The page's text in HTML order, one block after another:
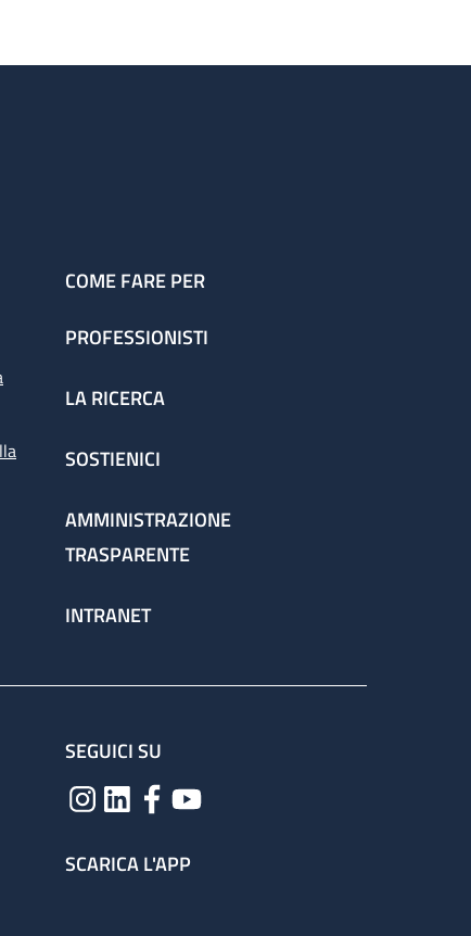
COME FARE PER
PROFESSIONISTI
LA RICERCA
SOSTIENICI
AMMINISTRAZIONE
TRASPARENTE
INTRANET
SEGUICI SU
SCARICA L'APP